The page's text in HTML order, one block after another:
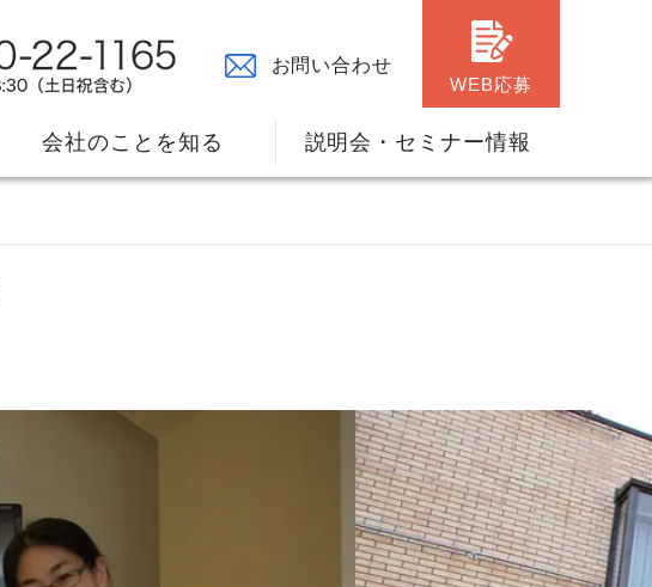
お問い合わせ
WEB応募
キャリアプランのサポート
会社のことを知る 説明会・セミナー情報